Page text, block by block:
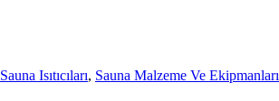
Sauna Isıtıcıları, Sauna Malzeme Ve Ekipmanları